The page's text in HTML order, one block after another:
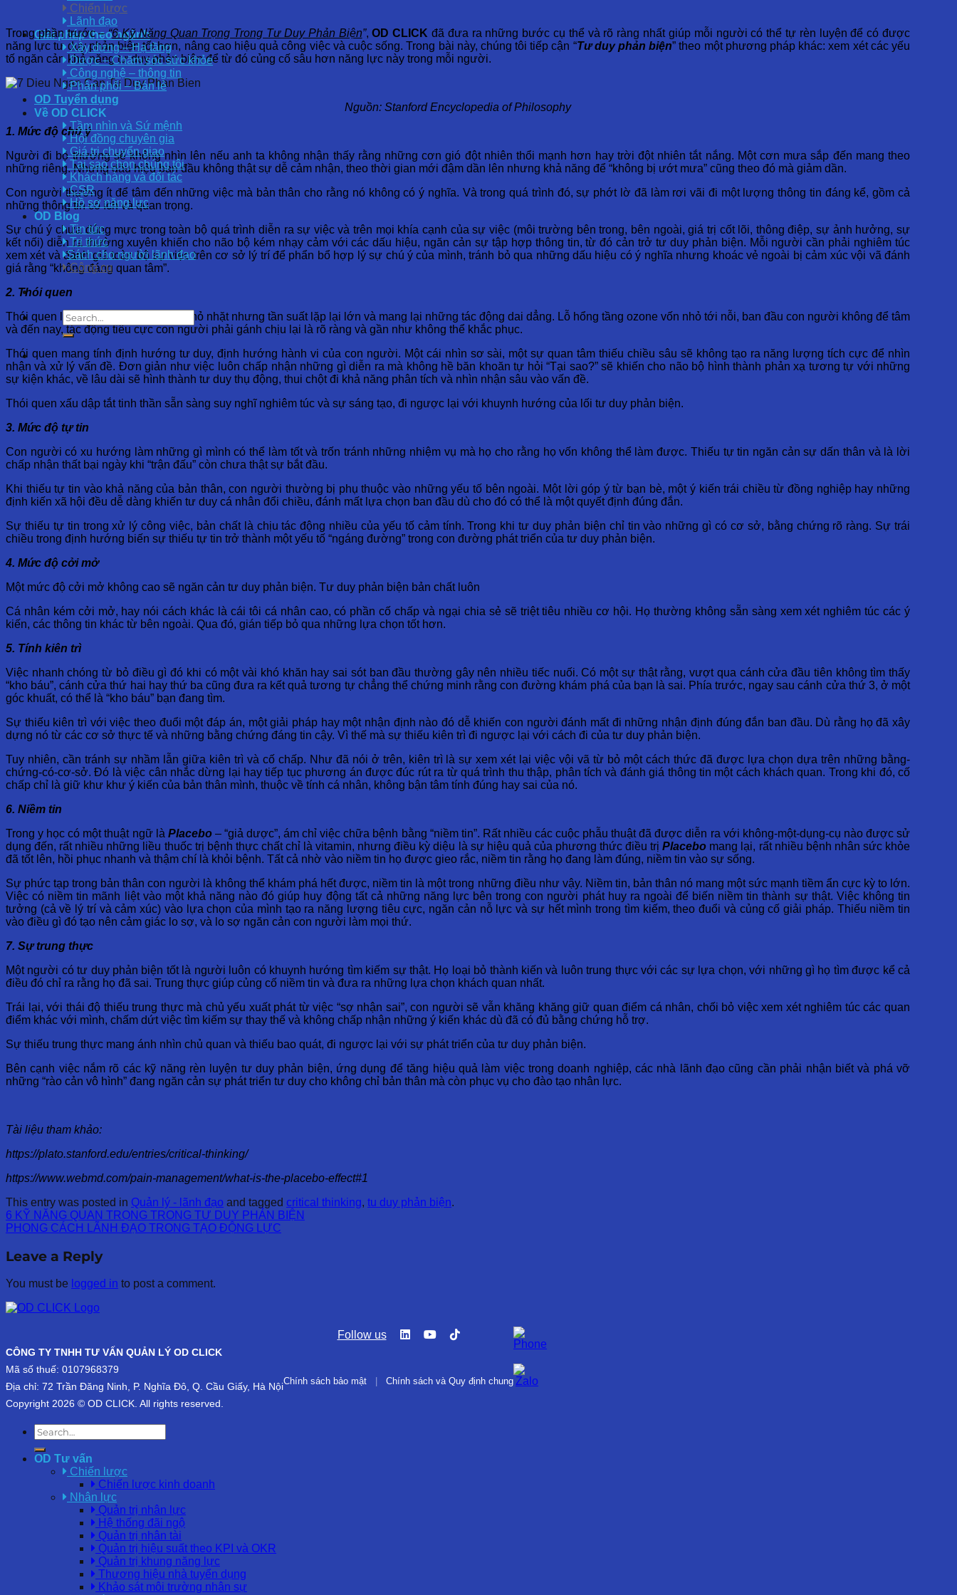
Chiến lược
Lãnh đạo
Giải pháp theo ngành
Xây dựng – Hạ tầng
Dược – Chăm sóc sức khỏe
Công nghệ – thông tin
Phân phối – Bán lẻ
OD Tuyển dụng
Về OD CLICK
Tầm nhìn và Sứ mệnh
Hội đồng chuyên gia
Giá trị chuyển giao
Tại sao chọn chúng tôi
Khách hàng và đối tác
CSR
Hồ sơ năng lực
OD Blog
Tin tức
Tri thức
Sách cho người lãnh đạo
Công cụ
Trong phần trước –“6 Kỹ Năng Quan Trọng Trong Tư Duy Phản Biện”,OD CLICK đã đưa ra những bước cụ thể và rõ ràng nhất giúp mỗi người có thể tự rèn luyện để có được
năng lực tư duy phản biện tốt hơn, nâng cao hiệu quả công việc và cuộc sống. Trong bài này, chúng tôi tiếp cận “Tư duy phản biện” theo một phương pháp khác: xem xét các yếu
tố ngăn cản khả năng tư duy phản biện để từ đó củng cố sâu hơn năng lực này trong mỗi người.
Nguồn: Stanford Encyclopedia of Philosophy
1. Mức độ chú ý
Người đi bộ thường sẽ không nhìn lên nếu anh ta không nhận thấy rằng những cơn gió đột nhiên thổi mạnh hơn hay trời đột nhiên tắt nắng. Một cơn mưa sắp đến mang theo
những riêng. Những dấu hiệu ban đầu không thật sự dễ cảm nhận, theo thời gian mới đậm dần lên nhưng khả năng để “không bị ướt mưa” cũng theo đó mà giảm dần.
Con người thường ít để tâm đến những việc mà bản thân cho rằng nó không có ý nghĩa. Và trong quá trình đó, sự phớt lờ đã làm rơi vãi đi một lượng thông tin đáng kể, gồm cả
những thông tin có ích và quan trọng.
Sự chú ý chưa đúng mực trong toàn bộ quá trình diễn ra sự việc và trên mọi khía cạnh của sự việc (môi trường bên trong, bên ngoài, giá trị cốt lõi, thông điệp, sự ảnh hưởng, sự
kết nối) diễn ra thường xuyên khiến cho não bộ kém nhạy cảm với các dấu hiệu, ngăn cản sự tập hợp thông tin, từ đó cản trở tư duy phản biện. Mỗi người cần phải nghiêm túc
xem xét và đánh giá toàn bộ sự việc trên cơ sở lý trí để phẩn bổ hợp lý sự chú ý của mình, tránh bỏ qua những dấu hiệu có ý nghĩa nhưng khoác vẻ ngoài bị cảm xúc vội vã đánh
giá rằng “không đáng quan tâm”.
2. Thói quen
Thói quen là những điều đơn giản, nhỏ nhặt nhưng tần suất lặp lại lớn và mang lại những tác động dai dẳng. Lỗ hổng tầng ozone vốn nhỏ tới nỗi, ban đầu con người không để tâm
và đến nay, tác động tiêu cực con người phải gánh chịu lại là rõ ràng và gần như không thể khắc phục.
Thói quen mang tính định hướng tư duy, định hướng hành vi của con người. Một cái nhìn sơ sài, một sự quan tâm thiếu chiều sâu sẽ không tạo ra năng lượng tích cực để nhìn
nhận và xử lý vấn đề. Đơn giản như việc luôn chấp nhận những gì diễn ra mà không hề băn khoăn tự hỏi “Tại sao?” sẽ khiến cho não bộ hình thành phản xạ tương tự với những
sự kiện khác, về lâu dài sẽ hình thành tư duy thụ động, thui chột đi khả năng phân tích và nhìn nhận sâu vào vấn đề.
Thói quen xấu dập tắt tinh thần sẵn sàng suy nghĩ nghiêm túc và sự sáng tạo, đi ngược lại với khuynh hướng của lối tư duy phản biện.
3. Mức độ tự tin
Con người có xu hướng làm những gì mình có thể làm tốt và trốn tránh những nhiệm vụ mà họ cho rằng họ vốn không thể làm được. Thiếu tự tin ngăn cản sự dấn thân và là lời
chấp nhận thất bại ngày khi “trận đấu” còn chưa thật sự bắt đầu.
Khi thiếu tự tin vào khả năng của bản thân, con người thường bị phụ thuộc vào những yếu tố bên ngoài. Một lời góp ý từ bạn bè, một ý kiến trái chiều từ đồng nghiệp hay những
định kiến xã hội đều dễ dàng khiến tư duy cá nhân đổi chiều, đánh mất lựa chọn ban đầu dù cho đó có thể là một quyết định đúng đắn.
Sự thiếu tự tin trong xử lý công việc, bản chất là chịu tác động nhiều của yếu tố cảm tính. Trong khi tư duy phản biện chỉ tin vào những gì có cơ sở, bằng chứng rõ ràng. Sự trái
chiều trong định hướng biến sự thiếu tự tin trở thành một yếu tố “ngáng đường” trong con đường phát triển của tư duy phản biện.
4. Mức độ cởi mở
Một mức độ cởi mở không cao sẽ ngăn cản tư duy phản biện. Tư duy phản biện bản chất luôn
Cá nhân kém cởi mở, hay nói cách khác là cái tôi cá nhân cao, có phần cố chấp và ngại chia sẻ sẽ triệt tiêu nhiều cơ hội. Họ thường không sẵn sàng xem xét nghiêm túc các ý
kiến, các thông tin khác từ bên ngoài. Qua đó, gián tiếp bỏ qua những lựa chọn tốt hơn.
5. Tính kiên trì
Việc nhanh chóng từ bỏ điều gì đó khi có một vài khó khăn hay sai sót ban đầu thường gây nên nhiều tiếc nuối. Có một sự thật rằng, vượt qua cánh cửa đầu tiên không tìm thấy
“kho báu”, cánh cửa thứ hai hay thứ ba cũng đưa ra kết quả tương tự chẳng thể chứng minh rằng con đường khám phá của bạn là sai. Phía trước, ngay sau cánh cửa thứ 3, ở một
góc khuất, có thể là “kho báu” bạn đang tìm.
Sự thiếu kiên trì với việc theo đuổi một đáp án, một giải pháp hay một nhận định nào đó dễ khiến con người đánh mất đi những nhận định đúng đắn ban đầu. Dù rằng họ đã xây
dựng nó từ các cơ sở thực tế và những bằng chứng đáng tin cậy. Vì thế mà sự thiếu kiên trì đi ngược lại với cách đi của tư duy phản biện.
Tuy nhiên, cần tránh sự nhầm lẫn giữa kiên trì và cố chấp. Như đã nói ở trên, kiên trì là sự xem xét lại việc vội vã từ bỏ một cách thức đã được lựa chọn dựa trên những bằng-
chứng-có-cơ-sở. Đó là việc cân nhắc dừng lại hay tiếp tục phương án được đúc rút ra từ quá trình thu thập, phân tích và đánh giá thông tin một cách khách quan. Trong khi đó, cố
chấp chỉ là giữ khư khư ý kiến của bản thân mình, thuộc về tính cá nhân, không bận tâm tính đúng hay sai của nó.
6. Niềm tin
Trong y học có một thuật ngữ là Placebo– “giả dược”, ám chỉ việc chữa bệnh bằng “niềm tin”. Rất nhiều các cuộc phẫu thuật đã được diễn ra với không-một-dụng-cụ nào được sử
dụng đến, rất nhiều những liều thuốc trị bệnh thực chất chỉ là vitamin, nhưng điều kỳ diệu là sự hiệu quả của phương thức điều trịPlacebo mang lại, rất nhiều bệnh nhân sức khỏe
đã tốt lên, hồi phục nhanh và thậm chí là khỏi bệnh. Tất cả nhờ vào niềm tin họ được gieo rắc, niềm tin rằng họ đang làm đúng, niềm tin vào sự sống.
Sự phức tạp trong bản thân con người là không thể khám phá hết được, niềm tin là một trong những điều như vậy. Niềm tin, bản thân nó mang một sức mạnh tiềm ẩn cực kỳ to lớn.
Việc có niềm tin mãnh liệt vào một khả năng nào đó giúp huy động tất cả những năng lực bên trong con người phát huy ra ngoài để biến niềm tin thành sự thật. Việc không tin
tưởng (cả về lý trí và cảm xúc) vào lựa chọn của mình tạo ra năng lượng tiêu cực, ngăn cản nỗ lực và sự hết mình trong tìm kiếm, theo đuổi và củng cố giải pháp. Thiếu niềm tin
vào điều gì đó tạo nên cảm giác lo sợ, và lo sợ ngăn cản con người làm mọi thứ.
7. Sự trung thực
Một người có tư duy phản biện tốt là người luôn có khuynh hướng tìm kiếm sự thật. Họ loại bỏ thành kiến và luôn trung thực với các sự lựa chọn, với những gì họ tìm được kể cả
điều đó chỉ ra rằng họ đã sai. Trung thực giúp củng cố niềm tin và đưa ra những lựa chọn khách quan nhất.
Trái lại, với thái độ thiếu trung thực mà chủ yếu xuất phát từ việc “sợ nhận sai”, con người sẽ vẫn khăng khăng giữ quan điểm cá nhân, chối bỏ việc xem xét nghiêm túc các quan
điểm khác với mình, chấm dứt việc tìm kiếm sự thay thế và không chấp nhận những ý kiến khác dù đã có đủ bằng chứng hỗ trợ.
Sự thiếu trung thực mang ánh nhìn chủ quan và thiếu bao quát, đi ngược lại với sự phát triển của tư duy phản biện.
Bên cạnh việc nắm rõ các kỹ năng rèn luyện tư duy phản biện, ứng dụng để tăng hiệu quả làm việc trong doanh nghiệp, các nhà lãnh đạo cũng cần phải nhận biết và phá vỡ
những “rào cản vô hình” đang ngăn cản sự phát triển tư duy cho không chỉ bản thân mà còn phục vụ cho đào tạo nhân lực.
Tài liệu tham khảo:
https://plato.stanford.edu/entries/critical-thinking/
https://www.webmd.com/pain-management/what-is-the-placebo-effect#1
This entry was posted in Quản lý - lãnh đạo and tagged critical thinking, tu duy phản biện.
6 KỸ NĂNG QUAN TRỌNG TRONG TƯ DUY PHẢN BIỆN
PHONG CÁCH LÃNH ĐẠO TRONG TẠO ĐỘNG LỰC
Leave a Reply
You must be logged in to post a comment.
CÔNG TY TNHH TƯ VẤN QUẢN LÝ OD CLICK
Mã số thuế: 0107968379
Địa chỉ: 72 Trần Đăng Ninh, P. Nghĩa Đô, Q. Cầu Giấy, Hà Nội
Copyright 2026 © OD CLICK. All rights reserved.
Follow us
Chính sách bảo mật Chính sách và Quy định chung
OD Tư vấn
Chiến lược
Chiến lược kinh doanh
Nhân lực
Quản trị nhân lực
Hệ thống đãi ngộ
Quản trị nhân tài
Quản trị hiệu suất theo KPI và OKR
Quản trị khung năng lực
Thương hiệu nhà tuyển dụng
Khảo sát môi trường nhân sự